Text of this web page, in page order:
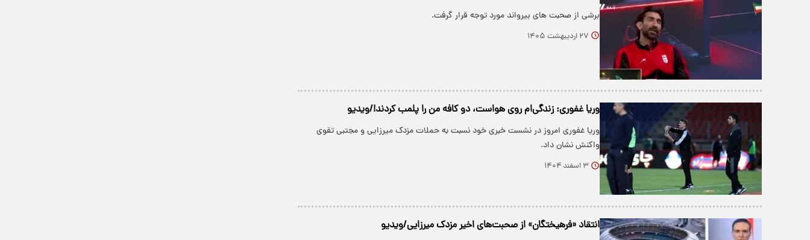
برشی از صحبت های بیرواند مورد توجه قرار گرفت.
۲۷ اردیبهشت ۱۴۰۵
وریا غفوری: زندگی‌ام روی هواست، دو کافه من را پلمب کردند!/ویدیو
وریا غفوری امروز در نشست خبری خود نسبت به حملات مزدک میرزایی و مجتبی تقوی
واکنش نشان داد.
۳ اسفند ۱۴۰۴
انتقاد «فرهیختگان» از صحبت‌های اخیر مزدک میرزایی/ویدیو